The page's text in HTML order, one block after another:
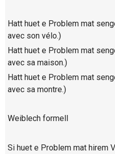
Hatt huet e Problem mat
avec son vélo.)
Hatt huet e Problem mat
avec sa maison.)
Hatt huet e Problem mat
avec sa montre.)
Weiblech formell
Si huet e Problem mat hirem